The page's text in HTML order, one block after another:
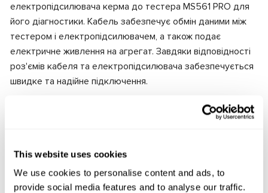
This website uses cookies
We use cookies to personalise content and ads, to
provide social media features and to analyse our traffic.
електропідсилювача керма до тестера MS561 PRO для
його діагностики. Кабель забезпечує обмін даними між
тестером і електропідсилювачем, а також подає
електричне живлення на агрегат. Завдяки відповідності
роз'ємів кабеля та електропідсилювача забезпечується
швидке та надійне підключення.